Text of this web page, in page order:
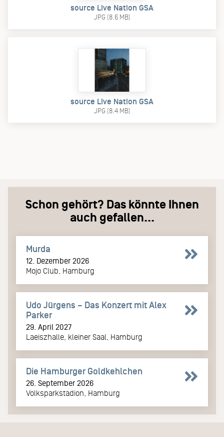
source Live Nation GSA
JPG (8.6 MB)
source Live Nation GSA
JPG (8.4 MB)
Schon gehört? Das könnte Ihnen
auch gefallen...
Murda
12. Dezember 2026
Mojo Club, Hamburg
Udo Jürgens – Das Konzert mit Alex
Parker
29. April 2027
Laeiszhalle, kleiner Saal, Hamburg
Die Hamburger Goldkehlchen
26. September 2026
Volksparkstadion, Hamburg